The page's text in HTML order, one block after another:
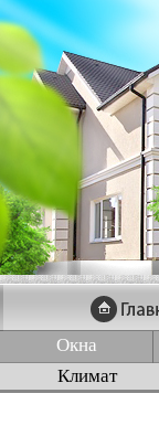
Окна
Климат